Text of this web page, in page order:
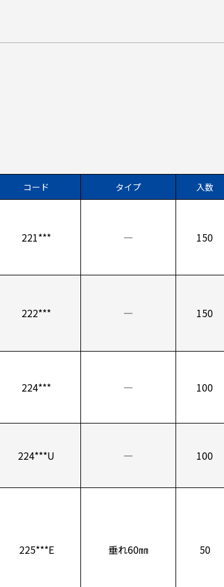
コード タイプ 入数
221*** ― 150
222*** ― 150
224*** ― 100
224***U ― 100
225***E 垂れ60㎜ 50